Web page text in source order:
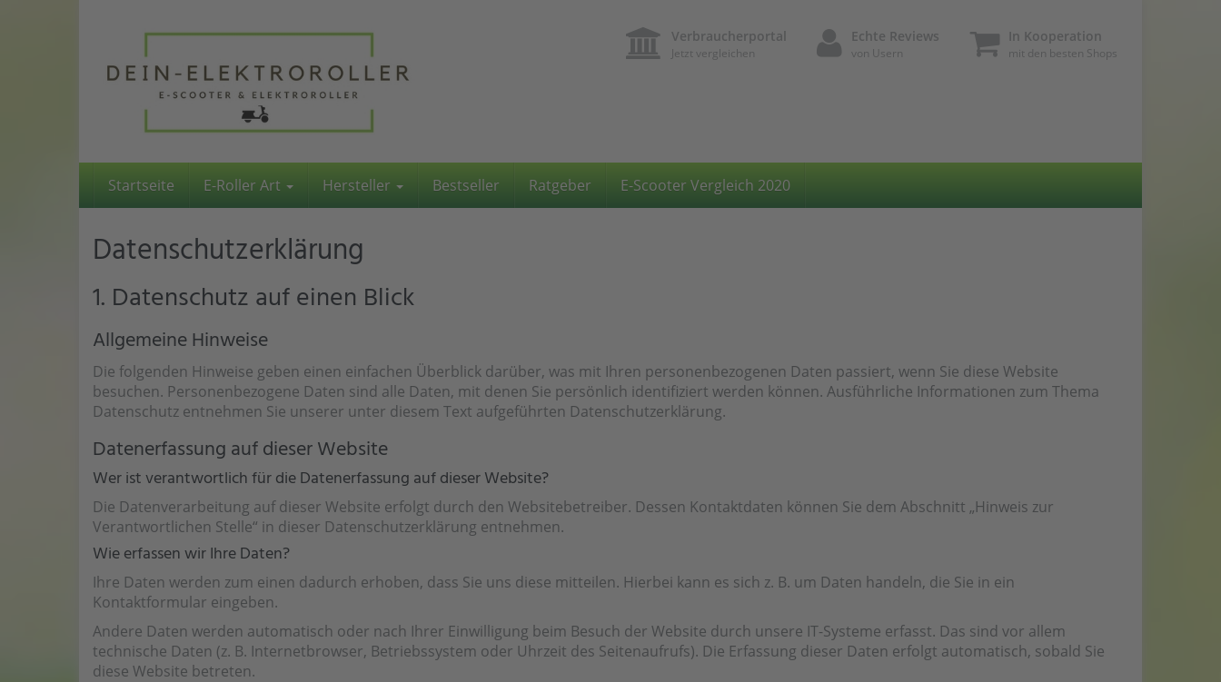
Verbraucherportal
Jetzt vergleichen
Echte Reviews
von Usern
In Kooperation
mit den besten Shops
Startseite E-Roller Art Hersteller Bestseller Ratgeber E-Scooter Vergleich 2020
Datenschutz­erklärung
1. Datenschutz auf einen Blick
Allgemeine Hinweise
Die folgenden Hinweise geben einen einfachen Überblick darüber, was mit Ihren personenbezogenen Daten passiert, wenn Sie diese Website
besuchen. Personenbezogene Daten sind alle Daten, mit denen Sie persönlich identifiziert werden können. Ausführliche Informationen zum Thema
Datenschutz entnehmen Sie unserer unter diesem Text aufgeführten Datenschutzerklärung.
Datenerfassung auf dieser Website
Wer ist verantwortlich für die Datenerfassung auf dieser Website?
Die Datenverarbeitung auf dieser Website erfolgt durch den Websitebetreiber. Dessen Kontaktdaten können Sie dem Abschnitt „Hinweis zur
Verantwortlichen Stelle“ in dieser Datenschutzerklärung entnehmen.
Wie erfassen wir Ihre Daten?
Ihre Daten werden zum einen dadurch erhoben, dass Sie uns diese mitteilen. Hierbei kann es sich z. B. um Daten handeln, die Sie in ein
Kontaktformular eingeben.
Andere Daten werden automatisch oder nach Ihrer Einwilligung beim Besuch der Website durch unsere IT-Systeme erfasst. Das sind vor allem
technische Daten (z. B. Internetbrowser, Betriebssystem oder Uhrzeit des Seitenaufrufs). Die Erfassung dieser Daten erfolgt automatisch, sobald Sie
diese Website betreten.